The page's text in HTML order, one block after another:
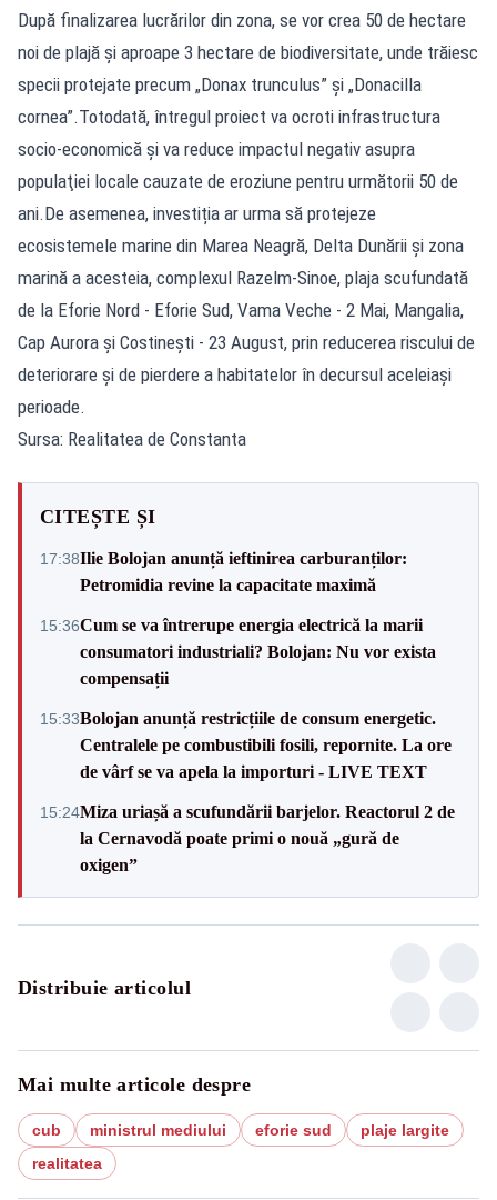
După finalizarea lucrărilor din zona, se vor crea 50 de hectare
noi de plajă și aproape 3 hectare de biodiversitate, unde trăiesc
specii protejate precum „Donax trunculus” și „Donacilla
cornea”.Totodată, întregul proiect va ocroti infrastructura
socio-economică şi va reduce impactul negativ asupra
populaţiei locale cauzate de eroziune pentru următorii 50 de
ani.De asemenea, investiția ar urma să protejeze
ecosistemele marine din Marea Neagră, Delta Dunării şi zona
marină a acesteia, complexul Razelm-Sinoe, plaja scufundată
de la Eforie Nord - Eforie Sud, Vama Veche - 2 Mai, Mangalia,
Cap Aurora şi Costineşti - 23 August, prin reducerea riscului de
deteriorare şi de pierdere a habitatelor în decursul aceleiaşi
perioade.
Sursa: Realitatea de Constanta
CITEȘTE ȘI
17:38Ilie Bolojan anunță ieftinirea carburanților:
Petromidia revine la capacitate maximă
15:36Cum se va întrerupe energia electrică la marii
consumatori industriali? Bolojan: Nu vor exista
compensații
15:33Bolojan anunță restricțiile de consum energetic.
Centralele pe combustibili fosili, repornite. La ore
de vârf se va apela la importuri - LIVE TEXT
15:24Miza uriașă a scufundării barjelor. Reactorul 2 de
la Cernavodă poate primi o nouă „gură de
oxigen”
Distribuie articolul
Mai multe articole despre
cub ministrul mediului eforie sud
plaje largite
realitatea